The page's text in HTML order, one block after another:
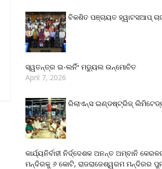
ବିକଶିତ ପଞ୍ଚାୟତ ହ୍ୱାଟସଆପ୍
ସ୍ୱତନ୍ତ୍ର ଇ-ଲର୍ନିଂ ମଡ୍ୟୁଲ ଉନ୍ମୋଚିତ
April 7, 2026
ରିଲାଏନ୍‌ସ ଇଣ୍ଡଷ୍ଟ୍ରିଜ୍
କାର୍ଯ୍ୟନିର୍ବାହୀ ନିର୍ଦ୍ଦେଶକ ଅନନ୍ତ ଅମ୍ବାନି
ମନ୍ଦିରକୁ ୬ କୋଟି, ରାଜରାଜେଶ୍ୱରମ ମନ୍ଦିରର